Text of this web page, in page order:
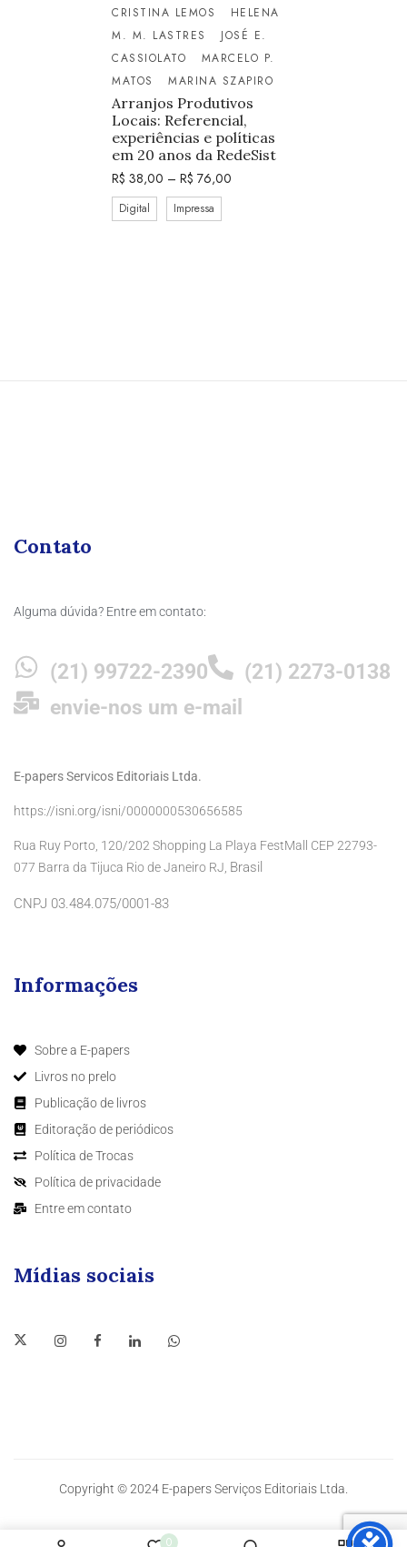
0
CRISTINA LEMOS
HELENA
M. M. LASTRES
JOSÉ E.
CASSIOLATO
MARCELO P.
MATOS
MARINA SZAPIRO
Arranjos Produtivos
Locais: Referencial,
experiências e políticas
em 20 anos da RedeSist
R$ 38,00 – R$ 76,00
Digital Impressa
Contato
Alguma dúvida? Entre em contato:
(21) 99722-2390
(21) 2273-0138
envie-nos um e-mail
E-papers Servicos Editoriais Ltda.
https://isni.org/isni/0000000530656585
Rua Ruy Porto, 120/202 Shopping La Playa FestMall CEP 22793-
077 Barra da Tijuca Rio de Janeiro RJ, Brasil
CNPJ 03.484.075/0001-83
Informações
Sobre a E-papers
Livros no prelo
Publicação de livros
Editoração de periódicos
Política de Trocas
Política de privacidade
Entre em contato
Mídias sociais
Copyright © 2024 E-papers Serviços Editoriais Ltda.